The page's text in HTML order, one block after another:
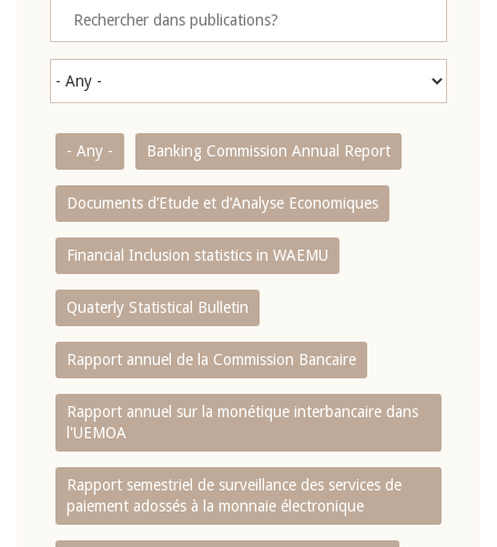
- Any - Banking Commission Annual Report
Documents d’Etude et d’Analyse Economiques
Financial Inclusion statistics in WAEMU
Quaterly Statistical Bulletin
Rapport annuel de la Commission Bancaire
Rapport annuel sur la monétique interbancaire dans
l'UEMOA
Rapport semestriel de surveillance des services de
paiement adossés à la monnaie électronique